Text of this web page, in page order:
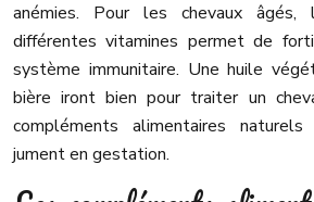
anémies. Pour les chevaux âgés,
différentes vitamines permet de
système immunitaire. Une huile
bière iront bien pour traiter un
compléments alimentaires
jument en gestation.